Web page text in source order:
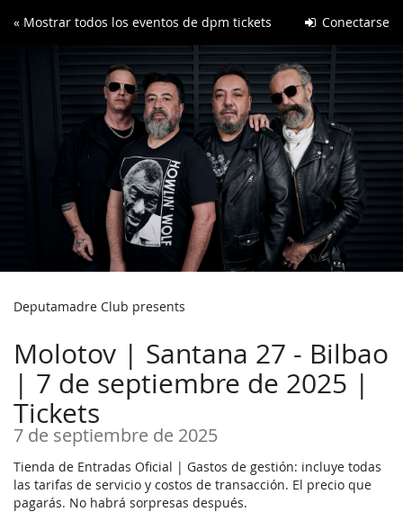
Ir al
Conectarse
« Mostrar todos los eventos de dpm tickets
Deputamadre Club presents
Molotov | Santana 27 - Bilbao
| 7 de septiembre de 2025 |
Tickets
7 de septiembre de 2025
Tienda de Entradas Oficial | Gastos de gestión: incluye todas
las tarifas de servicio y costos de transacción. El precio que
pagarás. No habrá sorpresas después.